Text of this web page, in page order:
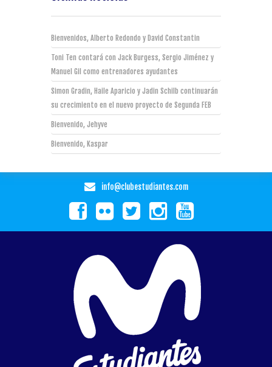
Bienvenidos, Alberto Redondo y David Constantin
Toni Ten contará con Jack Burgess, Sergio Jiménez y
Manuel Gil como entrenadores ayudantes
Simon Gradin, Haile Aparicio y Jadin Schilb continuarán
su crecimiento en el nuevo proyecto de Segunda FEB
Bienvenido, Jehyve
Bienvenido, Kaspar
info@clubestudiantes.com